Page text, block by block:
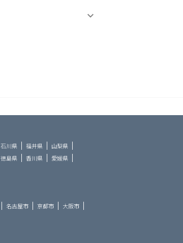
石川県 福井県
山梨県
徳島県 香川県
愛媛県
名古屋市 京都市
大阪市